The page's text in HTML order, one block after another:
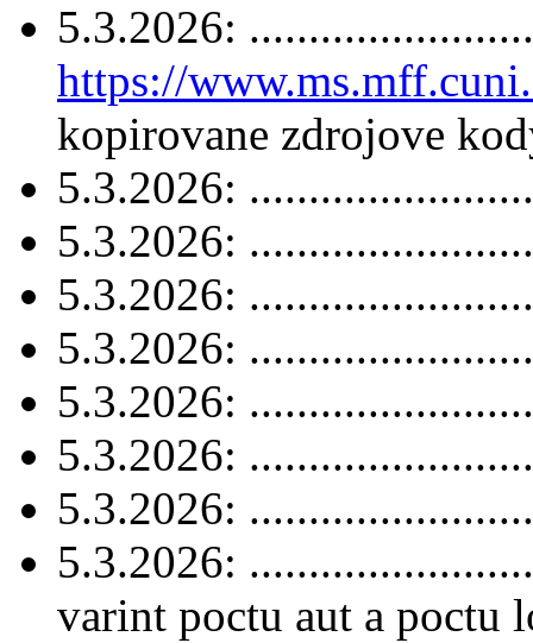
5.3.2026:
https://
kopirovane zdrojove
5.3.2026:
5.3.2026:
5.3.2026:
5.3.2026:
5.3.2026:
5.3.2026:
5.3.2026:
5.3.2026:
varint poctu aut a poctu